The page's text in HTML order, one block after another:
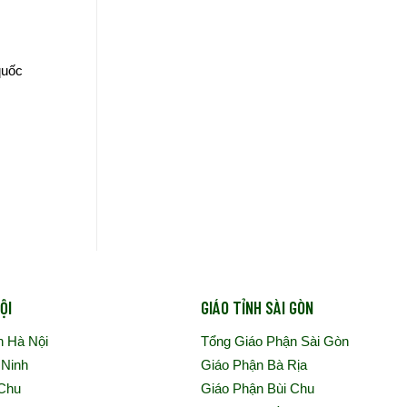
Hà Nội
GIÁO TỈNH SÀI GÒN
Tổng Giáo Phận Sài Gòn
Giáo Phận Bà Rịa
Giáo Phận Bùi Chu